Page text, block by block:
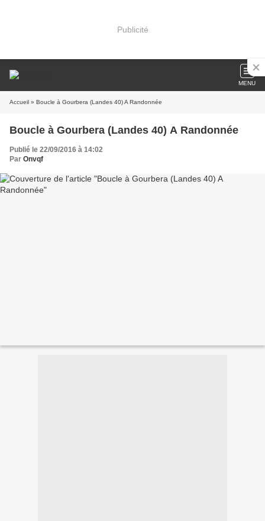
Publicité
MENU
Accueil » Boucle à Gourbera (Landes 40) A Randonnée
Boucle à Gourbera (Landes 40) A Randonnée
Publié le 22/09/2016 à 14:02
Par Onvqf